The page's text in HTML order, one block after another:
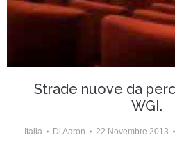
Strade nuove da
WGI.
Italia Di Aaron 22 Novembre 2013